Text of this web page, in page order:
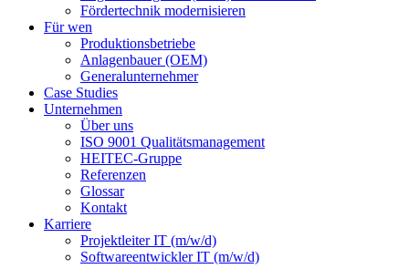
Fördertechnik modernisieren
Für wen
Produktionsbetriebe
Anlagenbauer (OEM)
Generalunternehmer
Case Studies
Unternehmen
Über uns
ISO 9001 Qualitätsmanagement
HEITEC-Gruppe
Referenzen
Glossar
Kontakt
Karriere
Projektleiter IT (m/w/d)
Softwareentwickler IT (m/w/d)